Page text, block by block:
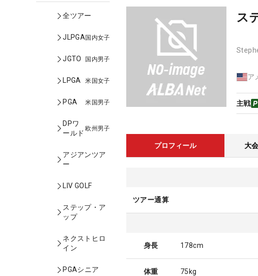
全ツアー
JLPGA国内女子
JGTO 国内男子
LPGA 米国女子
PGA 米国男子
DPワ
ールド
欧州男子
アジアンツア
ー
LIV GOLF
ステップ・ア
ップ
ネクストヒロ
イン
PGAシニア
ス
ア
主戦
プロフィール 大
ツアー通算
身長 178cm
体重 75kg